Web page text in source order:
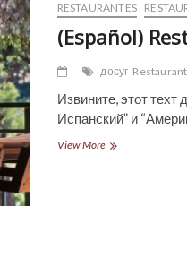
de
Mar
RESTAURANTES
(Español)
досуг
Извините, этот техт
Испанский” и
View More(Español)